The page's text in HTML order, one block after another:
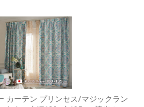
カーテン プリンセス/マジックラン